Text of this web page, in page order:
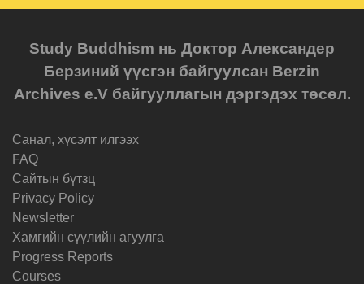
Study Buddhism нь Доктор Александер
Берзиний үүсгэн байгуулсан Berzin
Archives e.V байгууллагын дэргэдэх төсөл.
Санал, хүсэлт илгээх
FAQ
Cайтын бүтзц
Privacy Policy
Newsletter
Хамгийн сүүлийн агуулга
Progress Reports
Courses